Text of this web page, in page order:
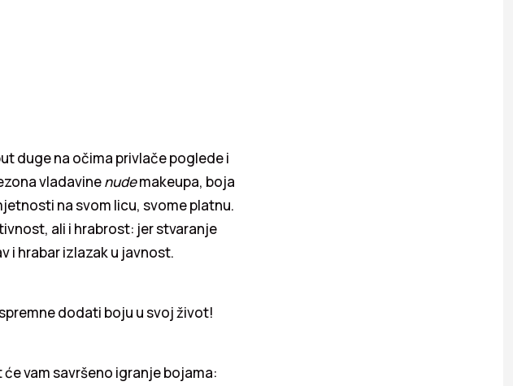
duge na očima privlače poglede i
vladavinenudemakeupa, boja
na svom licu, svome platnu.
ali i hrabrost: jer stvaranje
i hrabar izlazak u javnost.
dodati boju u svoj život!
vam savršeno igranje bojama: